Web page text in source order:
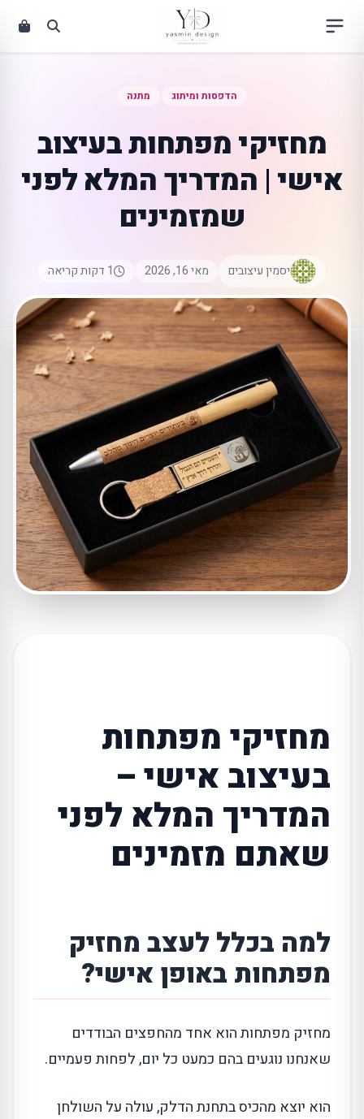
לתוכן
הדפסות ומיתוג מתנה
מחזיקי מפתחות בעיצוב
אישי | המדריך המלא לפני
שמזמינים
יסמין עיצובים מאי 16, 2026 1 דקות קריאה
מחזיקי מפתחות
בעיצוב אישי –
המדריך המלא לפני
שאתם מזמינים
למה בכלל לעצב מחזיק
מפתחות באופן אישי?
מחזיק מפתחות הוא אחד מהחפצים הבודדים
שאנחנו נוגעים בהם כמעט כל יום, לפחות פעמיים.
הוא יוצא מהכיס בתחנת הדלק, עולה על השולחן